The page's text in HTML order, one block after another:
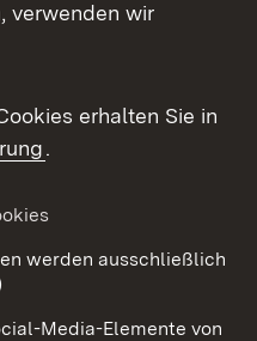
verwenden wir
erhalten Sie in
.
werden ausschließlich
Media-Elemente von